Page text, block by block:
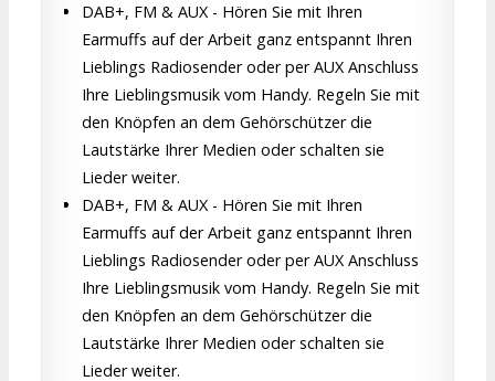
DAB+, FM & AUX - Hören Sie mit Ihren
Earmuffs auf der Arbeit ganz entspannt Ihren
Lieblings Radiosender oder per AUX Anschluss
Ihre Lieblingsmusik vom Handy. Regeln Sie mit
den Knöpfen an dem Gehörschützer die
Lautstärke Ihrer Medien oder schalten sie
Lieder weiter.
DAB+, FM & AUX - Hören Sie mit Ihren
Earmuffs auf der Arbeit ganz entspannt Ihren
Lieblings Radiosender oder per AUX Anschluss
Ihre Lieblingsmusik vom Handy. Regeln Sie mit
den Knöpfen an dem Gehörschützer die
Lautstärke Ihrer Medien oder schalten sie
Lieder weiter.